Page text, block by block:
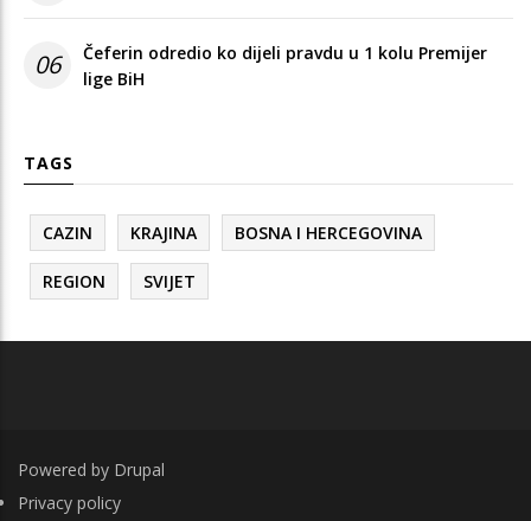
06
Čeferin odredio ko dijeli pravdu u 1 kolu Premijer
lige BiH
TAGS
CAZIN KRAJINA BOSNA I HERCEGOVINA
REGION SVIJET
Powered by Drupal
FOOTER
Privacy policy